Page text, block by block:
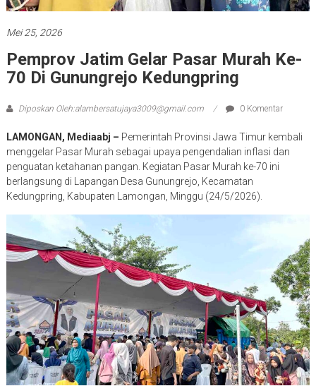
Mei 25, 2026
Pemprov Jatim Gelar Pasar Murah Ke-
70 Di Gunungrejo Kedungpring
Diposkan Oleh:alambersatujaya3009@gmail.com 0 Komentar
LAMONGAN, Mediaabj – Pemerintah Provinsi Jawa Timur kembali
menggelar Pasar Murah sebagai upaya pengendalian inflasi dan
penguatan ketahanan pangan. Kegiatan Pasar Murah ke-70 ini
berlangsung di Lapangan Desa Gunungrejo, Kecamatan
Kedungpring, Kabupaten Lamongan, Minggu (24/5/2026).